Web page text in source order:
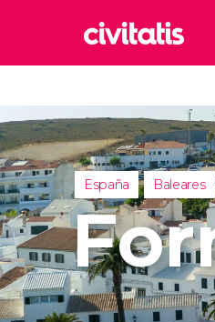
España Baleares